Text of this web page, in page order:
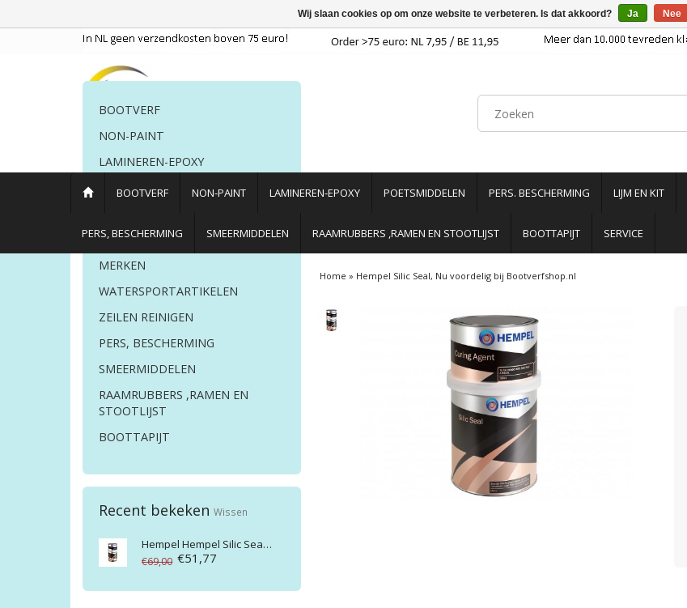
BOOTVERF NON-PAINT LAMINEREN-EPOXY POETSMIDDELEN PERS. BESCHERMING LIJM EN KIT
PERS, BESCHERMING SMEERMIDDELEN RAAMRUBBERS ,RAMEN EN STOOTLIJST BOOTTAPIJT SERVICE
BOOTVERF
NON-PAINT
LAMINEREN-EPOXY
POETSMIDDELEN
LIJM EN KIT
MERKEN
WATERSPORTARTIKELEN
ZEILEN REINIGEN
PERS, BESCHERMING
SMEERMIDDELEN
RAAMRUBBERS ,RAMEN EN
STOOTLIJST
BOOTTAPIJT
Recent bekeken Wissen
Hempel Hempel Silic Seal 45441 0,75 ltr
€69,00 €51,77
Home » Hempel Silic Seal, Nu voordelig bij Bootverfshop.nl
Wij slaan cookies op om onze website te verbeteren. Is dat akkoord? Ja Nee